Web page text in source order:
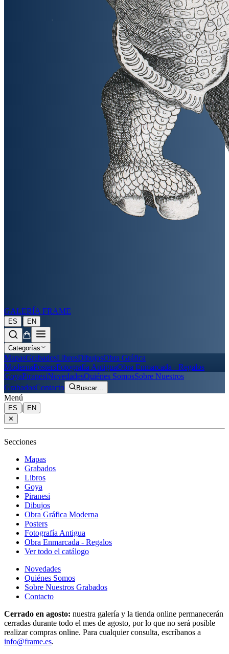
GALERÍA FRAME
ES | EN
Categorías
MapasGrabadosLibrosDibujosObra Gráfica
ModernaPostersFotografía AntiguaObra Enmarcada - Regalos
GoyaPiranesiNovedadesQuiénes SomosSobre Nuestros
GrabadosContacto Buscar…
Menú
ES |
EN
✕
Secciones
Mapas
Grabados
Libros
Goya
Piranesi
Dibujos
Obra Gráfica Moderna
Posters
Fotografía Antigua
Obra Enmarcada - Regalos
Ver todo el catálogo
Novedades
Quiénes Somos
Sobre Nuestros Grabados
Contacto
Cerrado en agosto: nuestra galería y la tienda online permanecerán
cerradas durante todo el mes de agosto, por lo que no será posible
realizar compras online. Para cualquier consulta, escríbanos a
info@frame.es.